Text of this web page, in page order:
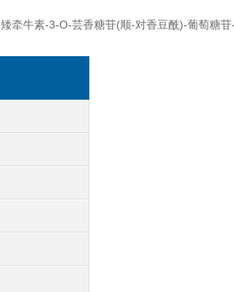
矮牵牛素-3-O-芸香糖苷(顺-对香豆酰)-葡萄糖